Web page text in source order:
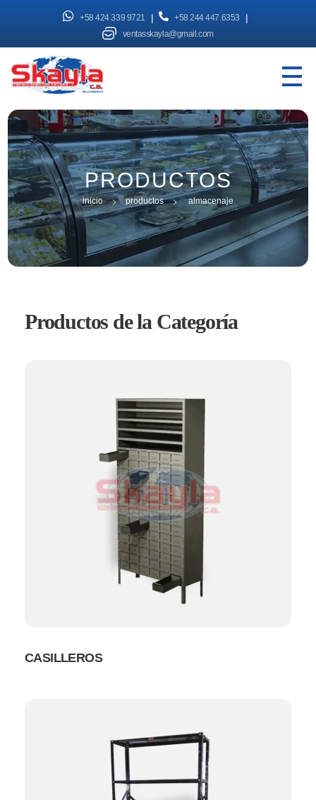
+58 424 339 9721 | +58 244 447.6353 |
ventasskayla@gmail.com
inicio productos almacenaje
PRODUCTOS
Productos de la Categoría
CASILLEROS